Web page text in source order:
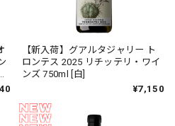
【新入荷】グアルタジャリー ト
ロンテス 2025 リチッテリ・ワイ
ンズ 750ml [白]
¥7,150